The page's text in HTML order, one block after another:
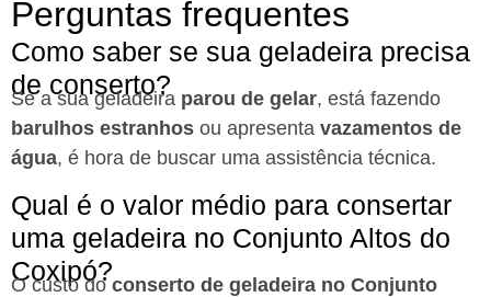
Perguntas frequentes
Como saber se sua geladeira precisa
de conserto?
Se a sua geladeira parou de gelar, está fazendo
barulhos estranhos ou apresenta vazamentos de
água, é hora de buscar uma assistência técnica.
Qual é o valor médio para consertar
uma geladeira no Conjunto Altos do
Coxipó?
O custo do conserto de geladeira no Conjunto